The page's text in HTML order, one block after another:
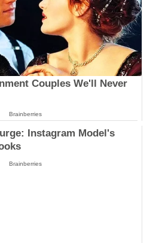
Couples We'll Never
Brainberries
Instagram Model's
Brainberries